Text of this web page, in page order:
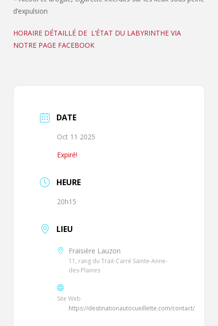
d’expulsion
HORAIRE DÉTAILLÉ DE L’ÉTAT DU LABYRINTHE VIA
NOTRE PAGE FACEBOOK
DATE
Oct 11 2025
Expiré!
HEURE
20h15
LIEU
Fraisière Lauzon
11, rang du Trait-Carré Sainte-Anne-
des-Plaines
Site Web
https://destinationautocueillette.com/contact/